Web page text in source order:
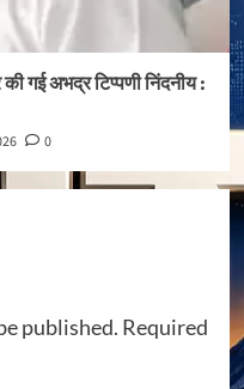
की गई अभद्र टिप्पणी निंदनीय :
0
published. Required